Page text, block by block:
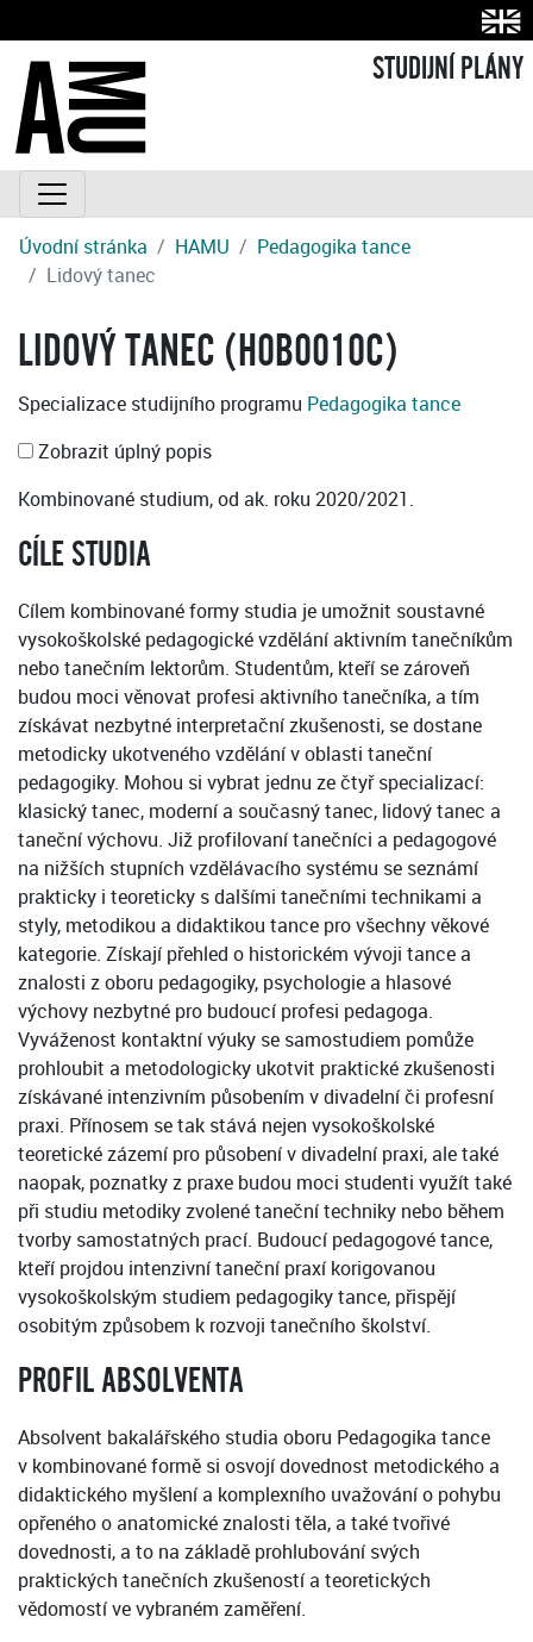
STUDIJNÍ PLÁNY
Úvodní stránka HAMU
Pedagogika tance
Lidový tanec
LIDOVÝ TANEC (H0B0010C)
Specializace studijního programu Pedagogika tance
Zobrazit úplný popis
Kombinované studium, od ak. roku 2020/2021.
CÍLE STUDIA
Cílem kombinované formy studia je umožnit soustavné
vysokoškolské pedagogické vzdělání aktivním tanečníkům
nebo tanečním lektorům. Studentům, kteří se zároveň
budou moci věnovat profesi aktivního tanečníka, a tím
získávat nezbytné interpretační zkušenosti, se dostane
metodicky ukotveného vzdělání v oblasti taneční
pedagogiky. Mohou si vybrat jednu ze čtyř specializací:
klasický tanec, moderní a současný tanec, lidový tanec a
taneční výchovu. Již profilovaní tanečníci a pedagogové
na nižších stupních vzdělávacího systému se seznámí
prakticky i teoreticky s dalšími tanečními technikami a
styly, metodikou a didaktikou tance pro všechny věkové
kategorie. Získají přehled o historickém vývoji tance a
znalosti z oboru pedagogiky, psychologie a hlasové
výchovy nezbytné pro budoucí profesi pedagoga.
Vyváženost kontaktní výuky se samostudiem pomůže
prohloubit a metodologicky ukotvit praktické zkušenosti
získávané intenzivním působením v divadelní či profesní
praxi. Přínosem se tak stává nejen vysokoškolské
teoretické zázemí pro působení v divadelní praxi, ale také
naopak, poznatky z praxe budou moci studenti využít také
při studiu metodiky zvolené taneční techniky nebo během
tvorby samostatných prací. Budoucí pedagogové tance,
kteří projdou intenzivní taneční praxí korigovanou
vysokoškolským studiem pedagogiky tance, přispějí
osobitým způsobem k rozvoji tanečního školství.
PROFIL ABSOLVENTA
Absolvent bakalářského studia oboru Pedagogika tance
v kombinované formě si osvojí dovednost metodického a
didaktického myšlení a komplexního uvažování o pohybu
opřeného o anatomické znalosti těla, a také tvořivé
dovednosti, a to na základě prohlubování svých
praktických tanečních zkušeností a teoretických
vědomostí ve vybraném zaměření.